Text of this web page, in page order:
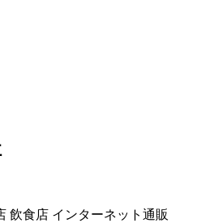
飲食店 インターネット通販